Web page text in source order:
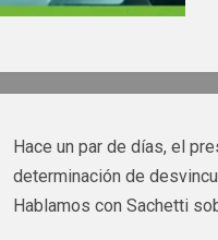
Hace un par de días, el
determinación de
Hablamos con Sachetti